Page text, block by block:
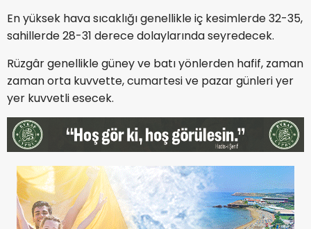
En yüksek hava sıcaklığı genellikle iç kesimlerde 32-35,
sahillerde 28-31 derece dolaylarında seyredecek.
Rüzgâr genellikle güney ve batı yönlerden hafif, zaman
zaman orta kuvvette, cumartesi ve pazar günleri yer
yer kuvvetli esecek.